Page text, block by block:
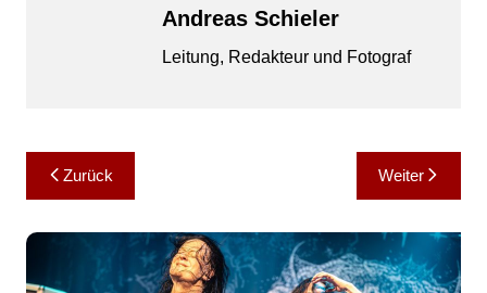
Andreas Schieler
Leitung, Redakteur und Fotograf
Beitragsnavigation
Zurück Weiter